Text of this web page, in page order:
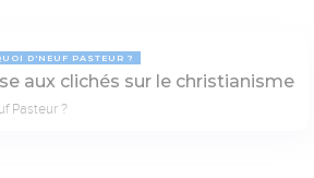
D'NEUF PASTEUR ?
aux clichés sur le christianisme
Pasteur ?